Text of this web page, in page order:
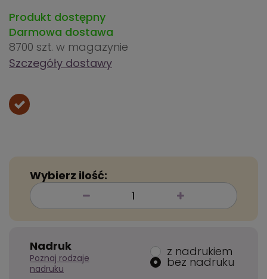
Produkt dostępny
Darmowa dostawa
8700 szt. w magazynie
Szczegóły dostawy
Wybierz ilość:
Nadruk
Poznaj rodzaje
nadruku
z nadrukiem
bez nadruku